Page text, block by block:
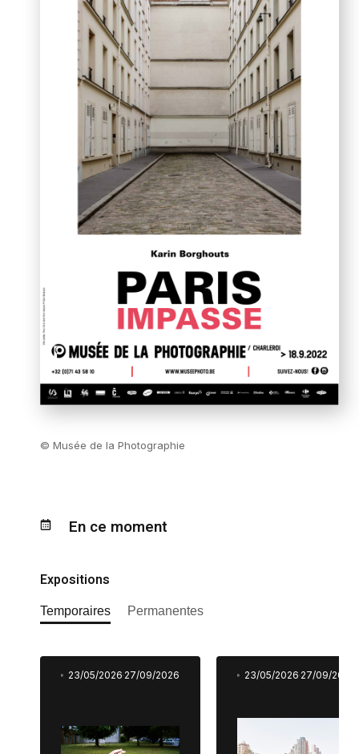
© Musée de la Photographie
En ce moment
Expositions
Temporaires Permanentes
23/05/2026 27/09/2026 23/05/2026 27/09/2026